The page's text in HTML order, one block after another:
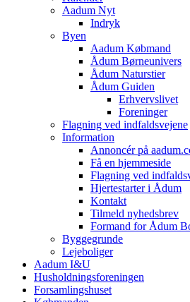
Aadum Nyt
Indryk
Byen
Aadum Købmand
Ådum Børneunivers
Ådum Naturstier
Ådum Guiden
Erhvervslivet
Foreninger
Flagning ved indfaldsvejene
Information
Annoncér på
Få en hjemmeside
Flagning ved
Hjertestarter i Ådum
Kontakt
Tilmeld nyhedsbrev
Formand for Ådum
Byggegrunde
Lejeboliger
Aadum I&U
Husholdningsforeningen
Forsamlingshuset